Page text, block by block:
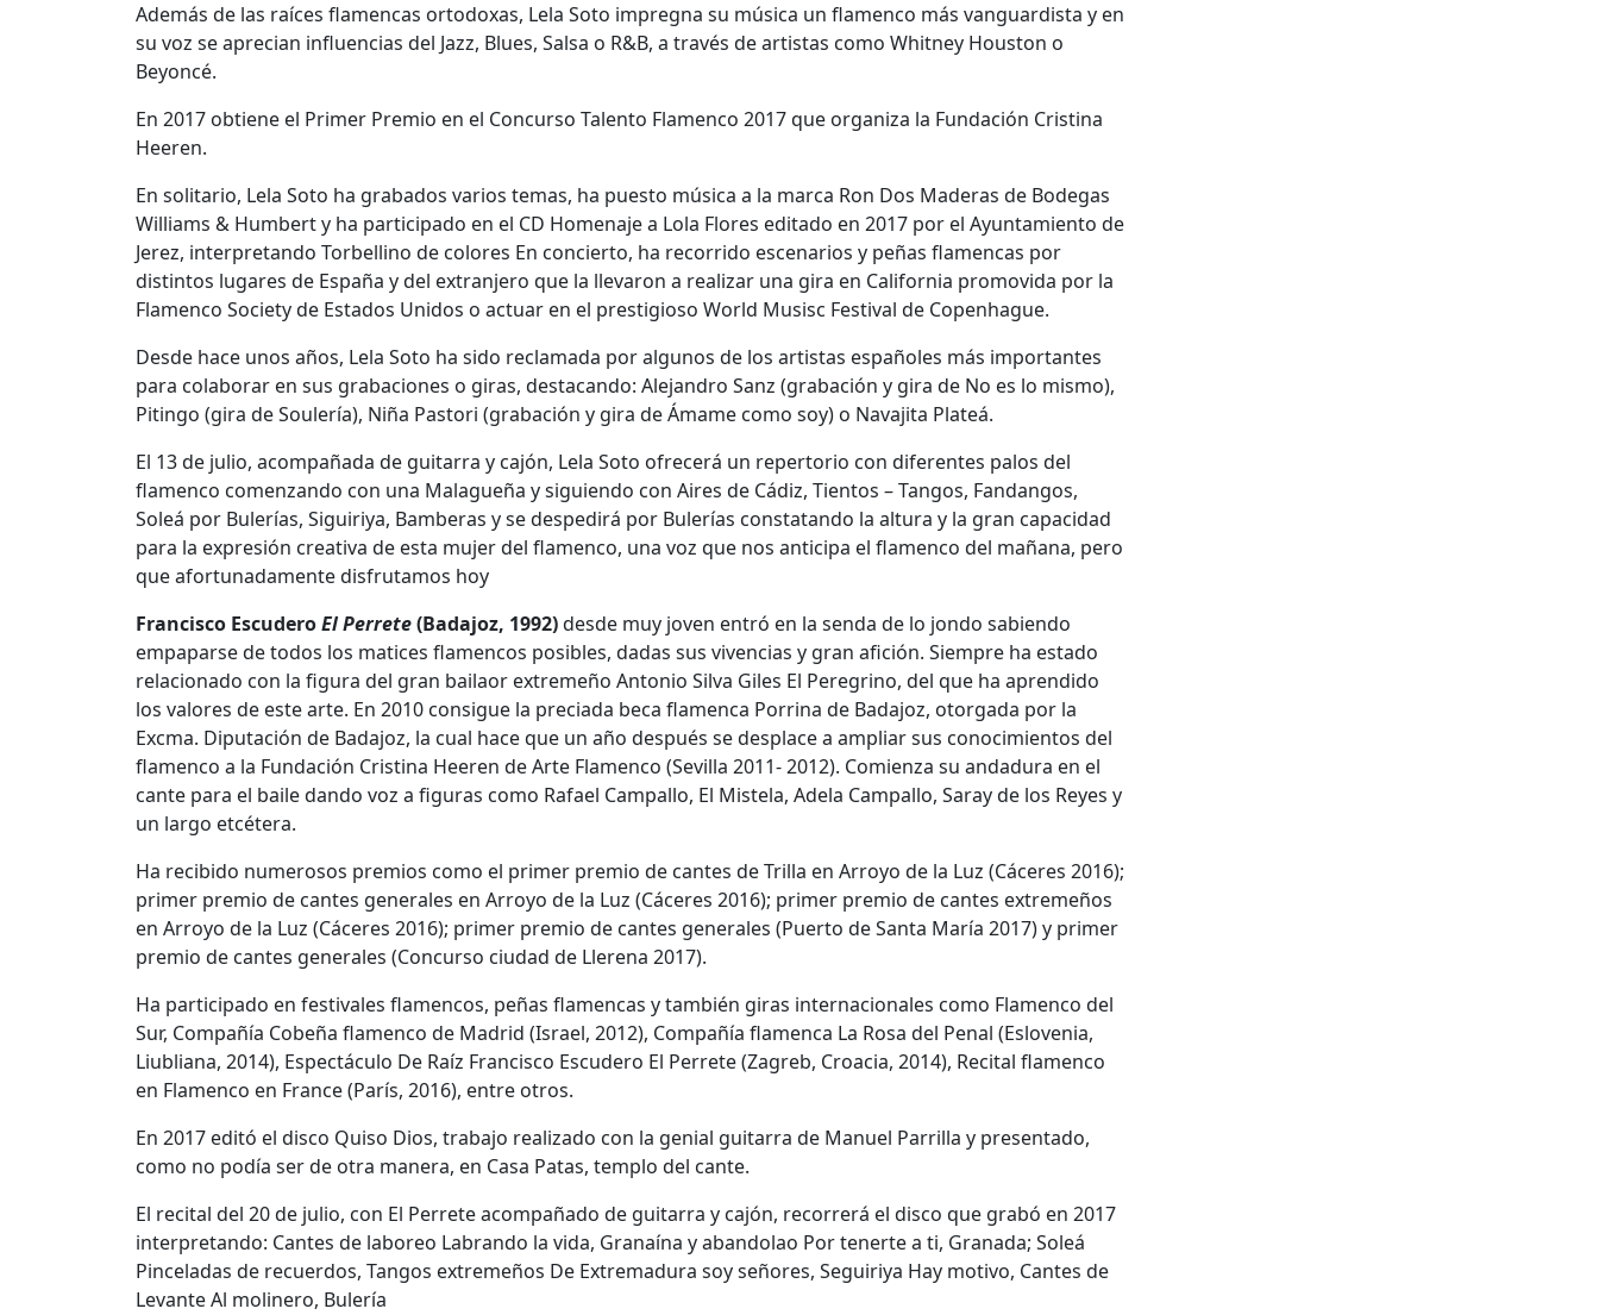
Además de las raíces flamencas ortodoxas, Lela Soto impregna su música un flamenco más vanguardista y en
su voz se aprecian influencias del Jazz, Blues, Salsa o R&B, a través de artistas como Whitney Houston o
Beyoncé.
En 2017 obtiene el Primer Premio en el Concurso Talento Flamenco 2017 que organiza la Fundación Cristina
Heeren.
En solitario, Lela Soto ha grabados varios temas, ha puesto música a la marca Ron Dos Maderas de Bodegas
Williams & Humbert y ha participado en el CD Homenaje a Lola Flores editado en 2017 por el Ayuntamiento de
Jerez, interpretando Torbellino de colores En concierto, ha recorrido escenarios y peñas flamencas por
distintos lugares de España y del extranjero que la llevaron a realizar una gira en California promovida por la
Flamenco Society de Estados Unidos o actuar en el prestigioso World Musisc Festival de Copenhague.
Desde hace unos años, Lela Soto ha sido reclamada por algunos de los artistas españoles más importantes
para colaborar en sus grabaciones o giras, destacando: Alejandro Sanz (grabación y gira de No es lo mismo),
Pitingo (gira de Soulería), Niña Pastori (grabación y gira de Ámame como soy) o Navajita Plateá.
El 13 de julio, acompañada de guitarra y cajón, Lela Soto ofrecerá un repertorio con diferentes palos del
flamenco comenzando con una Malagueña y siguiendo con Aires de Cádiz, Tientos – Tangos, Fandangos,
Soleá por Bulerías, Siguiriya, Bamberas y se despedirá por Bulerías constatando la altura y la gran capacidad
para la expresión creativa de esta mujer del flamenco, una voz que nos anticipa el flamenco del mañana, pero
que afortunadamente disfrutamos hoy
Francisco EscuderoEl Perrete(Badajoz, 1992)desde muy joven entró en la senda de lo jondo sabiendo
empaparse de todos los matices flamencos posibles, dadas sus vivencias y gran afición. Siempre ha estado
relacionado con la figura del gran bailaor extremeño Antonio Silva Giles El Peregrino, del que ha aprendido
los valores de este arte. En 2010 consigue la preciada beca flamenca Porrina de Badajoz, otorgada por la
Excma. Diputación de Badajoz, la cual hace que un año después se desplace a ampliar sus conocimientos del
flamenco a la Fundación Cristina Heeren de Arte Flamenco (Sevilla 2011- 2012). Comienza su andadura en el
cante para el baile dando voz a figuras como Rafael Campallo, El Mistela, Adela Campallo, Saray de los Reyes y
un largo etcétera.
Ha recibido numerosos premios como el primer premio de cantes de Trilla en Arroyo de la Luz (Cáceres 2016);
primer premio de cantes generales en Arroyo de la Luz (Cáceres 2016); primer premio de cantes extremeños
en Arroyo de la Luz (Cáceres 2016); primer premio de cantes generales (Puerto de Santa María 2017) y primer
premio de cantes generales (Concurso ciudad de Llerena 2017).
Ha participado en festivales flamencos, peñas flamencas y también giras internacionales como Flamenco del
Sur, Compañía Cobeña flamenco de Madrid (Israel, 2012), Compañía flamenca La Rosa del Penal (Eslovenia,
Liubliana, 2014), Espectáculo De Raíz Francisco Escudero El Perrete (Zagreb, Croacia, 2014), Recital flamenco
en Flamenco en France (París, 2016), entre otros.
En 2017 editó el disco Quiso Dios, trabajo realizado con la genial guitarra de Manuel Parrilla y presentado,
como no podía ser de otra manera, en Casa Patas, templo del cante.
El recital del 20 de julio, con El Perrete acompañado de guitarra y cajón, recorrerá el disco que grabó en 2017
interpretando: Cantes de laboreo Labrando la vida, Granaína y abandolao Por tenerte a ti, Granada; Soleá
Pinceladas de recuerdos, Tangos extremeños De Extremadura soy señores, Seguiriya Hay motivo, Cantes de
Levante Al molinero, Bulería